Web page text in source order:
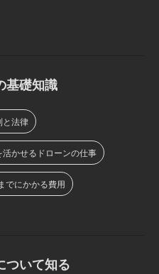
基礎知識
と法律
活かせるドローンの仕事
でにかかる費用
ついて知る